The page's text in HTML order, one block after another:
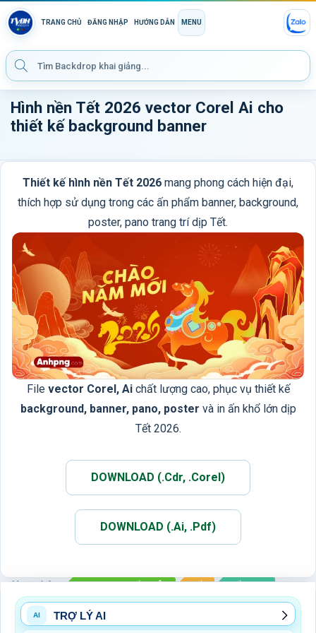
TRANG CHỦ ĐĂNG NHẬP HƯỚNG DẪN MENU
Hình nền Tết 2026 vector Corel Ai cho
thiết kế background banner
Thiết kế hình nền Tết 2026 mang phong cách hiện đại,
thích hợp sử dụng trong các ấn phẩm banner, background,
poster, pano trang trí dịp Tết.
File vector Corel, Aichất lượng cao, phục vụ thiết kế
background, banner, pano, poster và in ấn khổ lớn dịp
Tết 2026.
DOWNLOAD (.Cdr, .Corel)
DOWNLOAD (.Ai, .Pdf)
Xem thêm:
AI TRỢ LÝ AI